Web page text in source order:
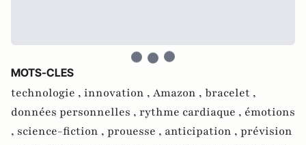
MOTS-CLES
technologie , innovation , Amazon , bracelet ,
données personnelles , rythme cardiaque , émotions
, science-fiction , prouesse , anticipation , prévision